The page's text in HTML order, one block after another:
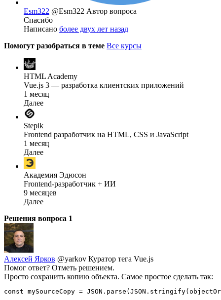
Esm322 @Esm322 Автор вопроса
Спасибо
Написано более двух лет назад
Помогут разобраться в теме Все курсы
HTML Academy
Vue.js 3 — разработка клиентских приложений
1 месяц
Далее
Stepik
Frontend разработчик на HTML, CSS и JavaScript
1 месяц
Далее
Академия Эдюсон
Frontend-разработчик + ИИ
9 месяцев
Далее
Решения вопроса 1
Алексей Ярков @yarkov Куратор тега Vue.js
Помог ответ? Отметь решением.
Просто сохранить копию объекта. Самое простое сделать так:
const mySourceCopy =